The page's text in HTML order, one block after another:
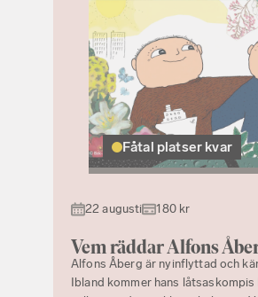
Fåtal platser kvar
22 augusti 180 kr
Vem räddar Alfons
Alfons Åberg är nyinflyttad och
Ibland kommer hans låtsaskompis